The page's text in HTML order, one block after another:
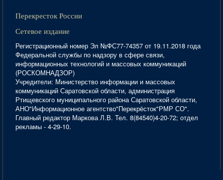
Перекресток России
Сетевое издание
Регистрационный номер Эл №ФС77-74357 от 19.11.2018 года
Федеральной службы по надзору в сфере связи,
информационных технологий и массовых коммуникаций
(РОСКОМНАДЗОР)
Учредители: Министерство информации и массовых
коммуникаций Саратовской области, администрация
Ртищевского муниципального района Саратовской области,
АНО"Информационное агентство"Перекрёсток"РМР СО".
Главный редактор Маркова Л.В. Тел. 8(84540)4-20-72; отдел
рекламы - 4-29-10.